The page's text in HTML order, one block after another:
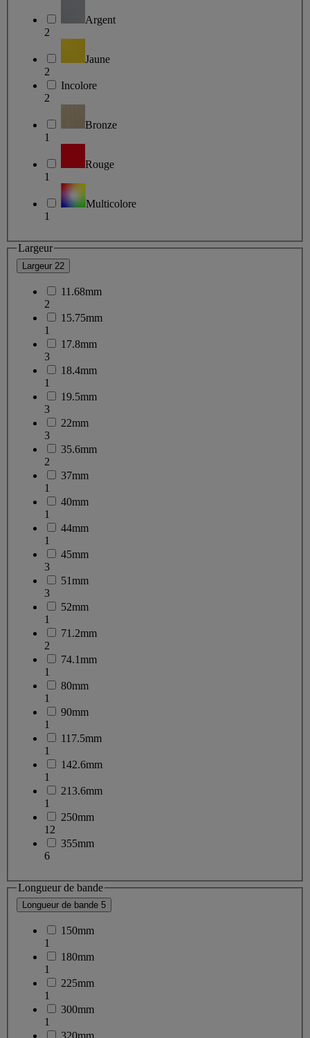
Argent
2
Jaune
2
Incolore
2
Bronze
1
Rouge
1
Multicolore
1
Largeur
Largeur 22
11.68mm
2
15.75mm
1
17.8mm
3
18.4mm
1
19.5mm
3
22mm
3
35.6mm
2
37mm
1
40mm
1
44mm
1
45mm
3
51mm
3
52mm
1
71.2mm
2
74.1mm
1
80mm
1
90mm
1
117.5mm
1
142.6mm
1
213.6mm
1
250mm
12
355mm
6
Longueur de bande
Longueur de bande 5
150mm
1
180mm
1
225mm
1
300mm
1